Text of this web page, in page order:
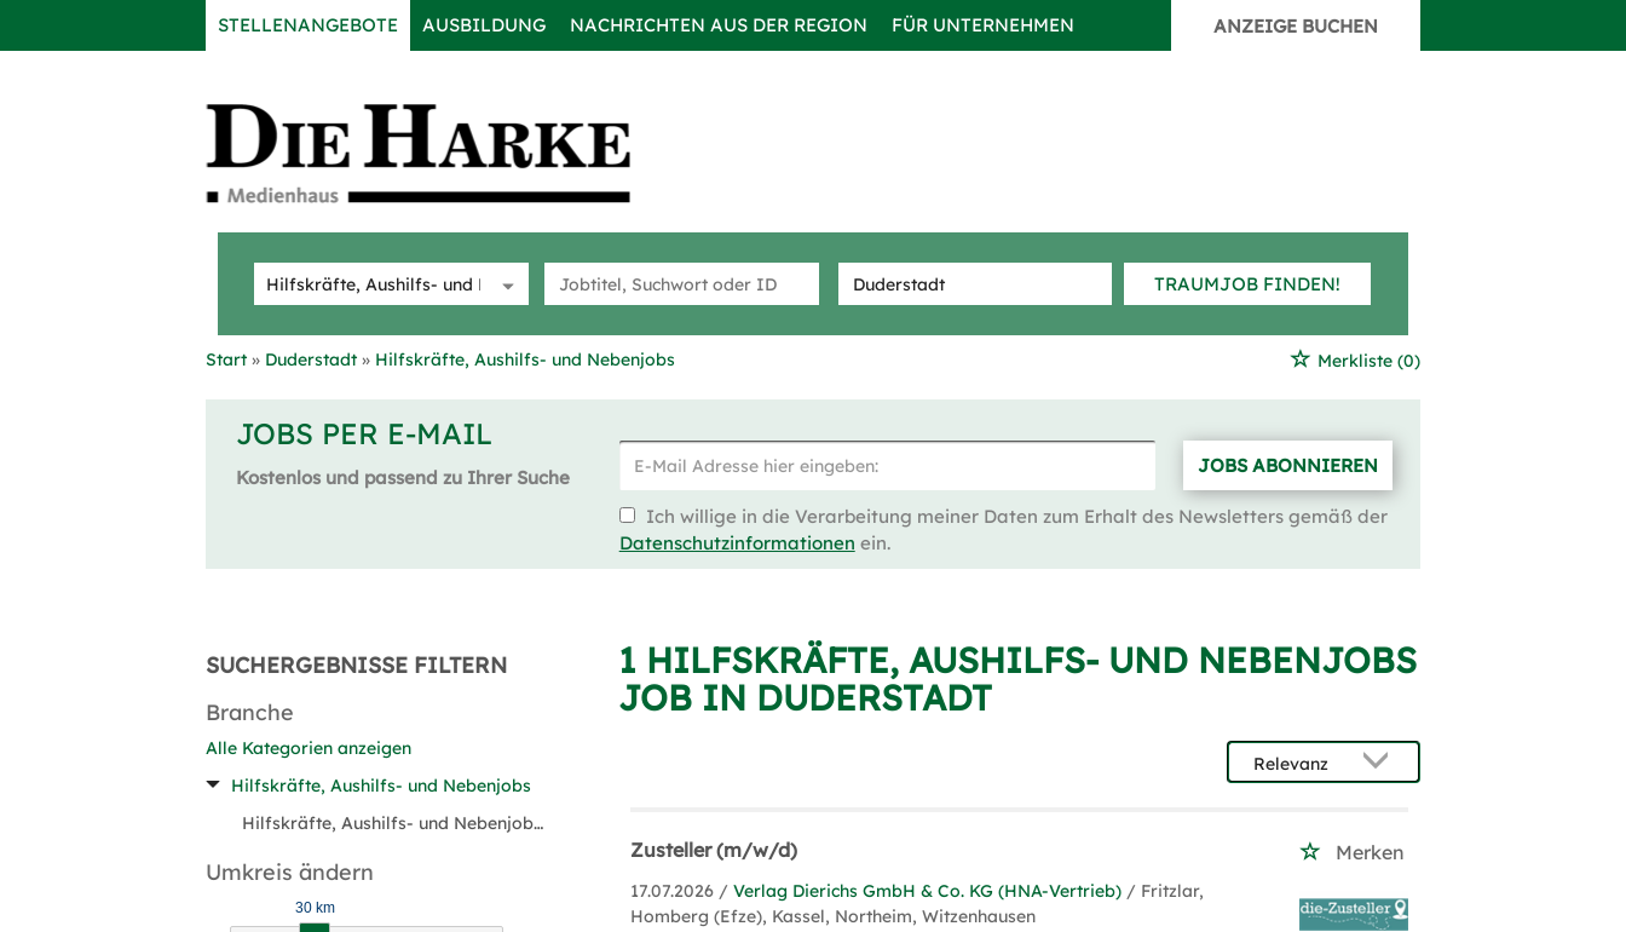
STELLENANGEBOTE AUSBILDUNG NACHRICHTEN AUS DER REGION FÜR UNTERNEHMEN ANZEIGE BUCHEN
TRAUMJOB FINDEN!
Start Duderstadt Hilfskräfte, Aushilfs- und Nebenjobs Merkliste (0)
JOBS PER E-MAIL
Kostenlos und passend zu Ihrer Suche
JOBS ABONNIEREN
Ich willige in die Verarbeitung meiner Daten zum Erhalt des Newsletters gemäß der
Datenschutzinformationen ein.
SUCHERGEBNISSE FILTERN
Branche
Alle Kategorien anzeigen
Hilfskräfte, Aushilfs- und Nebenjobs
Hilfskräfte, Aushilfs- und Nebenjobs (1)
Umkreis ändern
30 km
1 HILFSKRÄFTE, AUSHILFS- UND NEBENJOBS
JOB IN DUDERSTADT
Zusteller (m/w/d) Merken
17.07.2026 /Verlag Dierichs GmbH & Co. KG (HNA-Vertrieb) / Fritzlar,
Homberg (Efze), Kassel, Northeim, Witzenhausen